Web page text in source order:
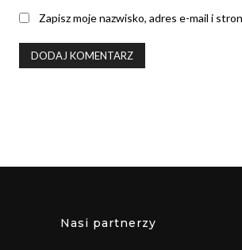
Zapisz moje nazwisko, adres e-mail i
Nasi partnerzy